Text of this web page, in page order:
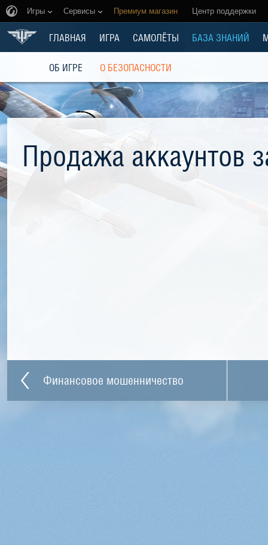
Игры Сервисы Премиум магазин Центр поддержки
ГЛАВНАЯ ИГРА САМОЛЁТЫ БАЗА ЗНАНИЙ
ОБ ИГРЕ О БЕЗОПАСНОСТИ
Продажа аккаунтов
Финансовое мошенничество